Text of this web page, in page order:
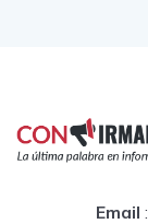
Email :